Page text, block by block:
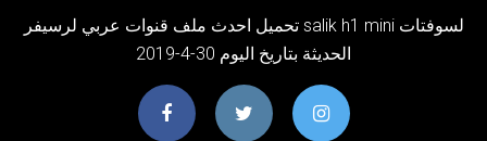
تحميل احدث ملف قنوات عربي لرسيفر salik h1 mini لسوفتات
الحديثة بتاريخ اليوم 30-4-2019